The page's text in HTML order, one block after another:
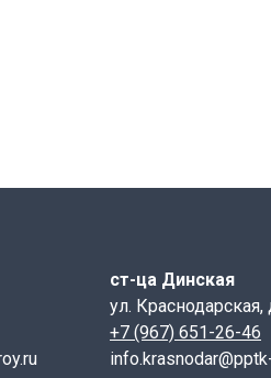
ст-ца Динская
ул.
+7 (967) 651-26-46